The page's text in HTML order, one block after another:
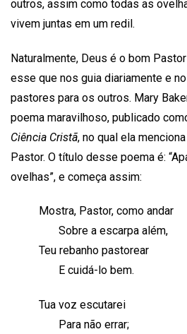
outros, assim como todas as
vivem juntas em um redil.
Naturalmente, Deus é o bom
esse que nos guia diariamente e
pastores para os outros. Mary
poema maravilhoso, publicado
Ciência Cristã, no qual ela
Pastor. O título desse poema é:
ovelhas”, e começa assim:
Mostra, Pastor, como andar
Sobre a escarpa além,
Teu rebanho pastorear
E cuidá-lo bem.
Tua voz escutarei
Para não errar;